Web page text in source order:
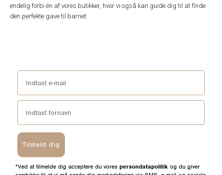
endelig forbi én af vores butikker, hvor vi også kan guide dig til at finde
den perfekte gave til barnet.
Tilmeld dig
*Ved at tilmelde dig acceptere du vores persondatapolitik og du giver